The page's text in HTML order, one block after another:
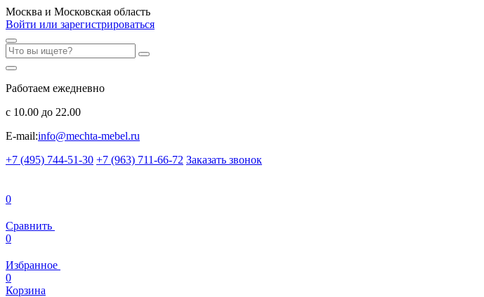
Москва и Московская область
Войти или зарегистрироваться
Работаем ежедневно
с 10.00 до 22.00
E-mail:info@mechta-mebel.ru
+7 (495) 744-51-30 +7 (963) 711-66-72 Заказать звонок
0
Сравнить
0
Избранное
0
Корзина